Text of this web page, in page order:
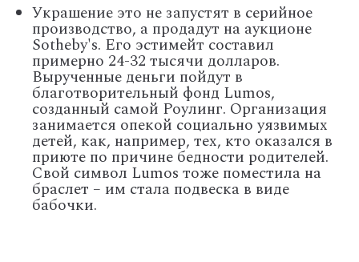
Украшение это не запустят в серийное
производство, а продадут на аукционе
Sotheby's. Его эстимейт составил
примерно 24-32 тысячи долларов.
Вырученные деньги пойдут в
благотворительный фонд Lumos,
созданный самой Роулинг. Организация
занимается опекой социально уязвимых
детей, как, например, тех, кто оказался в
приюте по причине бедности родителей.
Свой символ Lumos тоже поместила на
браслет – им стала подвеска в виде
бабочки.